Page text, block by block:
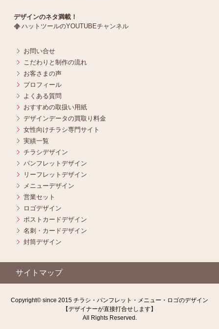
デザインのネタ満載！
ハットツールのYOUTUBEチャンネル
お問い合せ
こだわりと制作の流れ
お客さまの声
プロフィール
よくある質問
おすすめの取扱い用紙
デザインデータの買取り料金
女性向けチラシ専門サイト
実績一覧
チラシデザイン
パンフレットデザイン
リーフレットデザイン
メニューデザイン
営業セット
ロゴデザイン
ポストカードデザイン
名刺・カードデザイン
封筒デザイン
サイトマップ
Copyright© since 2015 チラシ・パンフレット・メニュー・ロゴのデザイン
【デザイナーが直接打合せします】
All Rights Reserved.